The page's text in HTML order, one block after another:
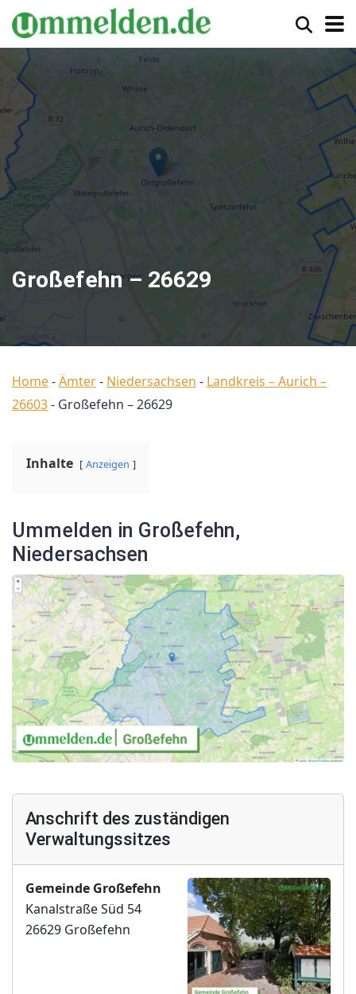
Großefehn – 26629
Home-Ämter- Niedersachsen - Landkreis – Aurich –
26603- Großefehn – 26629
Inhalte Anzeigen
Ummelden in Großefehn,
Niedersachsen
Anschrift des zuständigen
Verwaltungssitzes
Gemeinde Großefehn
Kanalstraße Süd 54
26629 Großefehn